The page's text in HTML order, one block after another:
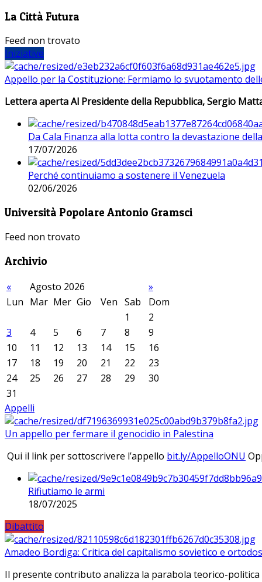
La Città Futura
Feed non trovato
Iniziative
Appello per la Costituzione: Fermiamo lo svuotamento
Lettera aperta Al Presidente della Repubblica, Sergio
Da Cala Finanza alla lotta contro la devastazione
17/07/2026
Perché continuiamo a sostenere il Venezuela
02/06/2026
Università Popolare Antonio Gramsci
Feed non trovato
Archivio
« Agosto 2026
»
Lun Mar Mer Gio Ven Sab
Dom
1
2
3
4 5 6 7 8
9
10
11 12 13 14 15
16
17
18 19 20 21 22
23
24
25 26 27 28 29
30
31
Appelli
Un appello per fermare il genocidio in Palestina
Qui il link per sottoscrivere l’appello bit.ly/AppelloONU
Rifiutiamo le armi
18/07/2025
Dibattito
Amadeo Bordiga: Critica del capitalismo sovietico e
Il presente contributo analizza la parabola teorico-